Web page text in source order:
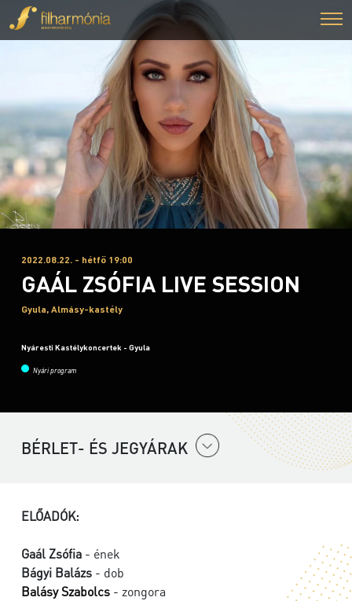
2022.08.22. - hétfő 19:00
GAÁL ZSÓFIA LIVE SESSION
Gyula, Almásy-kastély
Nyáresti Kastélykoncertek - Gyula
Nyári program
BÉRLET- ÉS JEGYÁRAK
ELŐADÓK:
Gaál Zsófia - ének
Bágyi Balázs - dob
Balásy Szabolcs - zongora